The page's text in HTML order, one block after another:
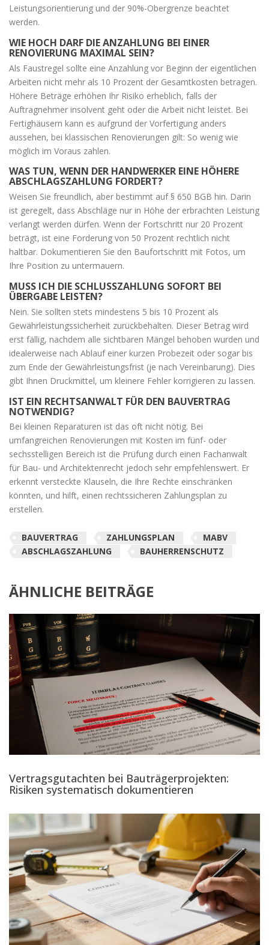
Leistungsorientierung und der 90%-Obergrenze beachtet
werden.
WIE HOCH DARF DIE ANZAHLUNG BEI EINER
RENOVIERUNG MAXIMAL SEIN?
Als Faustregel sollte eine Anzahlung vor Beginn der eigentlichen
Arbeiten nicht mehr als 10 Prozent der Gesamtkosten betragen.
Höhere Beträge erhöhen Ihr Risiko erheblich, falls der
Auftragnehmer insolvent geht oder die Arbeit nicht leistet. Bei
Fertighäusern kann es aufgrund der Vorfertigung anders
aussehen, bei klassischen Renovierungen gilt: So wenig wie
möglich im Voraus zahlen.
WAS TUN, WENN DER HANDWERKER EINE HÖHERE
ABSCHLAGSZAHLUNG FORDERT?
Weisen Sie freundlich, aber bestimmt auf § 650 BGB hin. Darin
ist geregelt, dass Abschläge nur in Höhe der erbrachten Leistung
verlangt werden dürfen. Wenn der Fortschritt nur 20 Prozent
beträgt, ist eine Forderung von 50 Prozent rechtlich nicht
haltbar. Dokumentieren Sie den Baufortschritt mit Fotos, um
Ihre Position zu untermauern.
MUSS ICH DIE SCHLUSSZAHLUNG SOFORT BEI
ÜBERGABE LEISTEN?
Nein. Sie sollten stets mindestens 5 bis 10 Prozent als
Gewährleistungssicherheit zurückbehalten. Dieser Betrag wird
erst fällig, nachdem alle sichtbaren Mängel behoben wurden und
idealerweise nach Ablauf einer kurzen Probezeit oder sogar bis
zum Ende der Gewährleistungsfrist (je nach Vereinbarung). Dies
gibt Ihnen Druckmittel, um kleinere Fehler korrigieren zu lassen.
IST EIN RECHTSANWALT FÜR DEN BAUVERTRAG
NOTWENDIG?
Bei kleinen Reparaturen ist das oft nicht nötig. Bei
umfangreichen Renovierungen mit Kosten im fünf- oder
sechsstelligen Bereich ist die Prüfung durch einen Fachanwalt
für Bau- und Architektenrecht jedoch sehr empfehlenswert. Er
erkennt versteckte Klauseln, die Ihre Rechte einschränken
könnten, und hilft, einen rechtssicheren Zahlungsplan zu
erstellen.
BAUVERTRAG ZAHLUNGSPLAN
MABV
ABSCHLAGSZAHLUNG
BAUHERRENSCHUTZ
ÄHNLICHE BEITRÄGE
Vertragsgutachten bei Bauträgerprojekten:
Risiken systematisch dokumentieren